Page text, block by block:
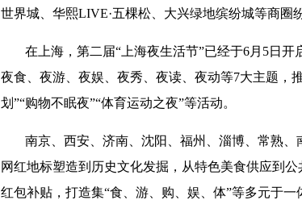
世界城、华熙LIVE·五棵松、大兴绿地缤纷城等商圈
在上海，第二届“上海夜生活节”已经于6月5日开
夜食、夜游、夜娱、夜秀、夜读、夜动等7大主题，
划”“购物不眠夜”“体育运动之夜”等活动。
南京、西安、济南、沈阳、福州、淄博、常熟
网红地标塑造到历史文化发掘，从特色美食供应到
红包补贴，打造集“食、游、购、娱、体”等多元于